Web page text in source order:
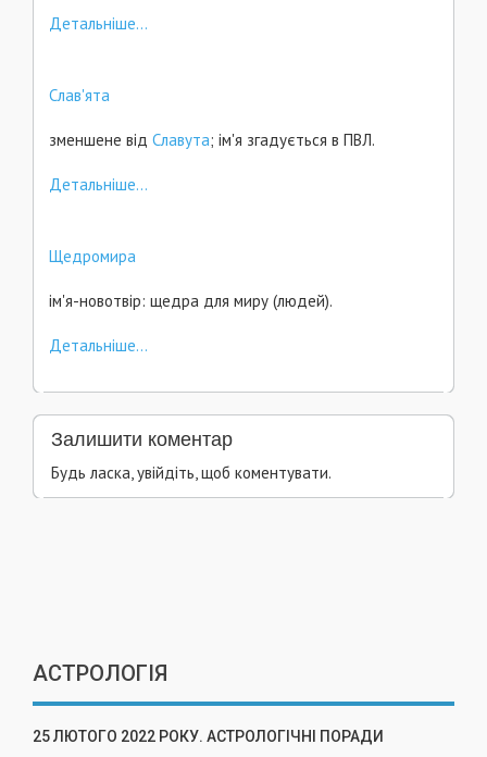
Детальніше...
Слав'ята
зменшене від Славута; ім'я згадується в ПВЛ.
Детальніше...
Щедромира
ім'я-новотвір: щедра для миру (людей).
Детальніше...
Залишити коментар
Будь ласка, увійдіть, щоб коментувати.
АСТРОЛОГІЯ
25 ЛЮТОГО 2022 РОКУ. АСТРОЛОГІЧНІ ПОРАДИ